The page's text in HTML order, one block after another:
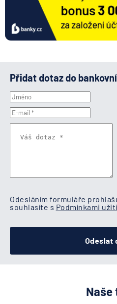
Přidat dotaz do
Odesláním formuláře
souhlasíte s Podmínkami užití
Odeslat
Naše